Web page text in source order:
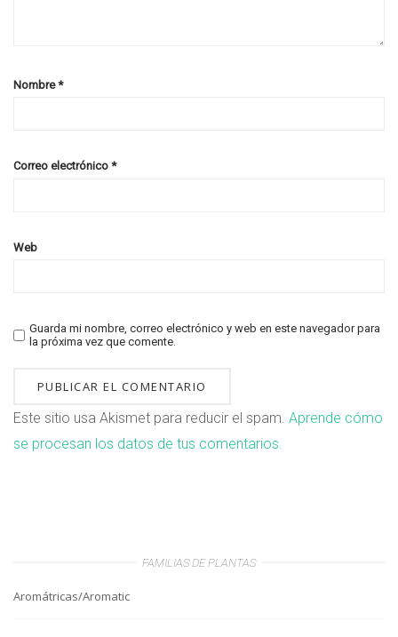
Nombre*
Correo electrónico *
Web
Guarda mi nombre, correo electrónico y web en este navegador para
la próxima vez que comente.
Este sitio usa Akismet para reducir el spam. Aprende cómo
se procesan los datos de tus comentarios.
FAMILIAS DE PLANTAS
Aromátricas/Aromatic